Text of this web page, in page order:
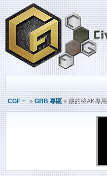
CGF »GBB 專區» 踢的稿AK專用